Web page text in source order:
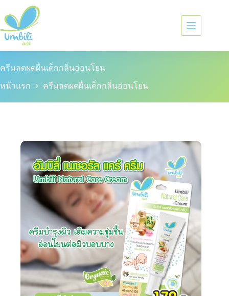
ครีมลดผดผื่นเด็กกลิ่นอ่อนโยน
หน้าแรก ครีมลดผดผื่นเด็กกลิ่นอ่อนโยน